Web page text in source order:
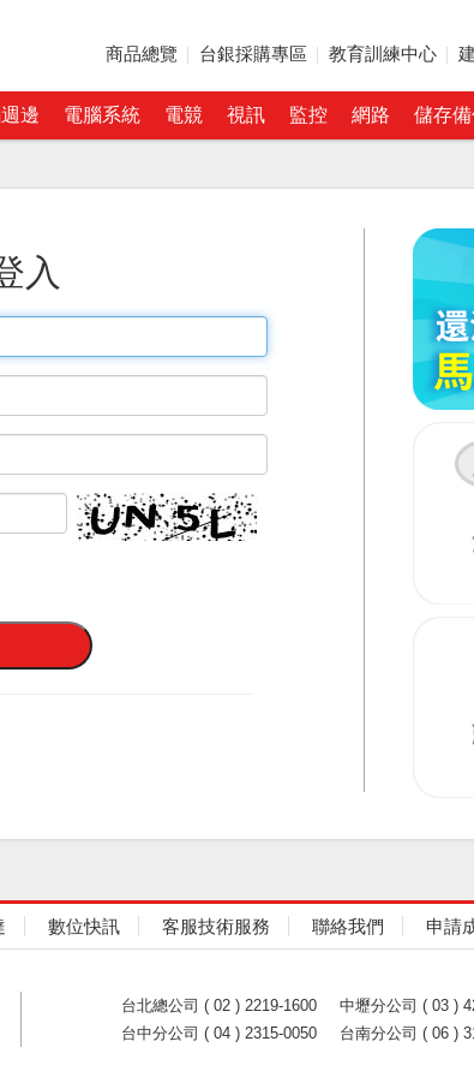
商品總覽 台銀採購專區 教育訓練中心
邊 電腦系統 電競 視訊 監控 網路 儲存
入
數位快訊 客服技術服務 聯絡我們 申請
台北總公司 ( 02 ) 2219-1600 中壢分公司 ( 03 )
台中分公司 ( 04 ) 2315-0050
台南分公司 ( 06 )